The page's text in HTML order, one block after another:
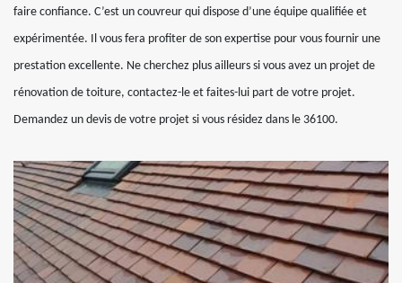
faire confiance. C’est un couvreur qui dispose d’une équipe qualifiée et
expérimentée. Il vous fera profiter de son expertise pour vous fournir une
prestation excellente. Ne cherchez plus ailleurs si vous avez un projet de
rénovation de toiture, contactez-le et faites-lui part de votre projet.
Demandez un devis de votre projet si vous résidez dans le 36100.